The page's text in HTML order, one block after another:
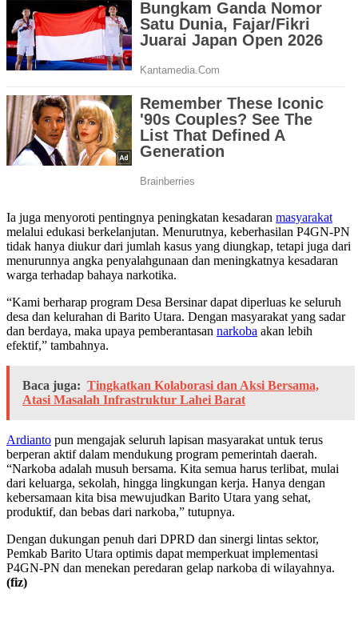
Ia juga menyoroti pentingnya peningkatan kesadaran masyarakat
melalui edukasi berkelanjutan. Menurutnya, keberhasilan P4GN-PN
tidak hanya diukur dari jumlah kasus yang diungkap, tetapi juga dari
menurunnya angka penyalahgunaan dan meningkatnya kesadaran
warga terhadap bahaya narkotika.
“Kami berharap program Desa Bersinar dapat diperluas ke seluruh
desa dan kelurahan di Barito Utara. Dengan masyarakat yang sadar
dan berdaya, maka upaya pemberantasan narkoba akan lebih
efektif,” tambahnya.
Baca juga: Tingkatkan Kolaborasi dan Aksi Bersama,
Atasi Masalah Infrastruktur Lahei Barat
Ardianto pun mengajak seluruh lapisan masyarakat untuk terus
berperan aktif dalam mendukung program pemerintah daerah.
“Narkoba adalah musuh bersama. Kita semua harus terlibat, mulai
dari keluarga, sekolah, hingga lingkungan kerja. Hanya dengan
kebersamaan kita bisa mewujudkan Barito Utara yang sehat,
produktif, dan bebas dari narkoba,” tutupnya.
Dengan dukungan penuh dari DPRD dan sinergi lintas sektor,
Pemkab Barito Utara optimis dapat memperkuat implementasi
P4GN-PN dan menekan peredaran gelap narkoba di wilayahnya.
(fiz)